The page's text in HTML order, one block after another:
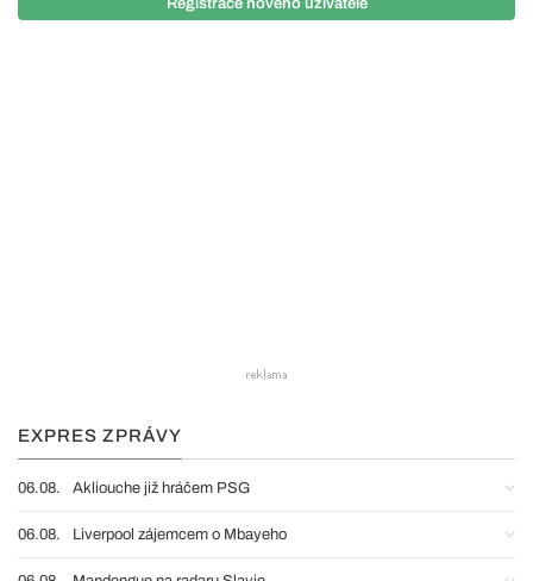
Registrace nového uživatele
EXPRES ZPRÁVY
06.08. Akliouche již hráčem PSG
06.08. Liverpool zájemcem o Mbayeho